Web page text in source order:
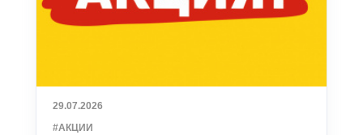
29.07.2026
#АКЦИИ